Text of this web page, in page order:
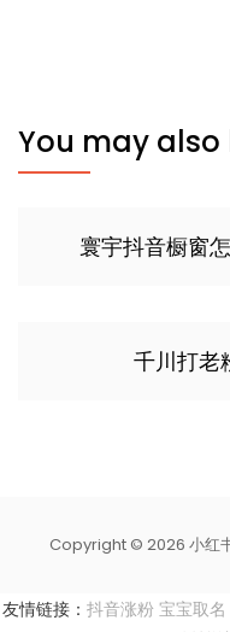
You may also
寰宇抖音橱窗
千川打老
Copyright © 2026 小红
友情链接： 抖音涨粉 宝宝取名